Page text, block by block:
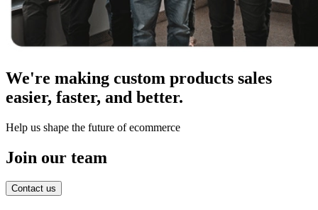
We're making custom products sales
easier, faster, and better.
Help us shape the future of ecommerce
Join our team
Contact us